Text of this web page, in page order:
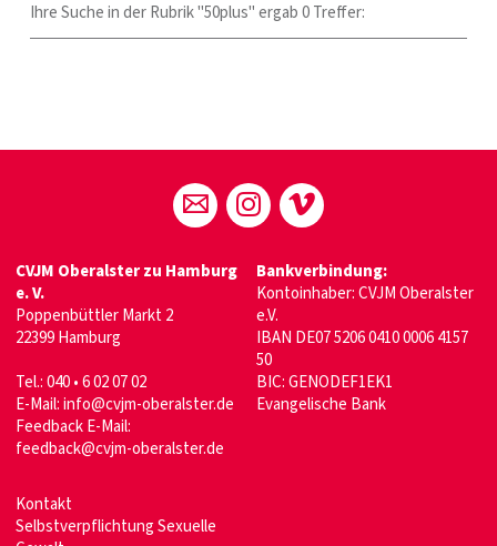
Ihre Suche in der Rubrik "50plus" ergab 0 Treffer:
CVJM Oberalster zu Hamburg
e. V.
Poppenbüttler Markt 2
22399 Hamburg
Tel.: 040 • 6 02 07 02
E-Mail:info@cvjm-oberalster.de
Feedback E-Mail:
feedback@cvjm-oberalster.de
Bankverbindung:
Kontoinhaber: CVJM Oberalster
e.V.
IBAN DE07 5206 0410 0006 4157
50
BIC: GENODEF1EK1
Evangelische Bank
Kontakt
Selbstverpflichtung Sexuelle